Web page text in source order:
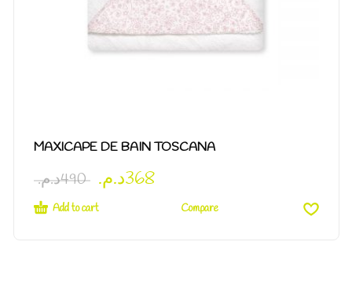
MAXICAPE DE BAIN TOSCANA
490د.م. 368د.م.
Add to cart Compare